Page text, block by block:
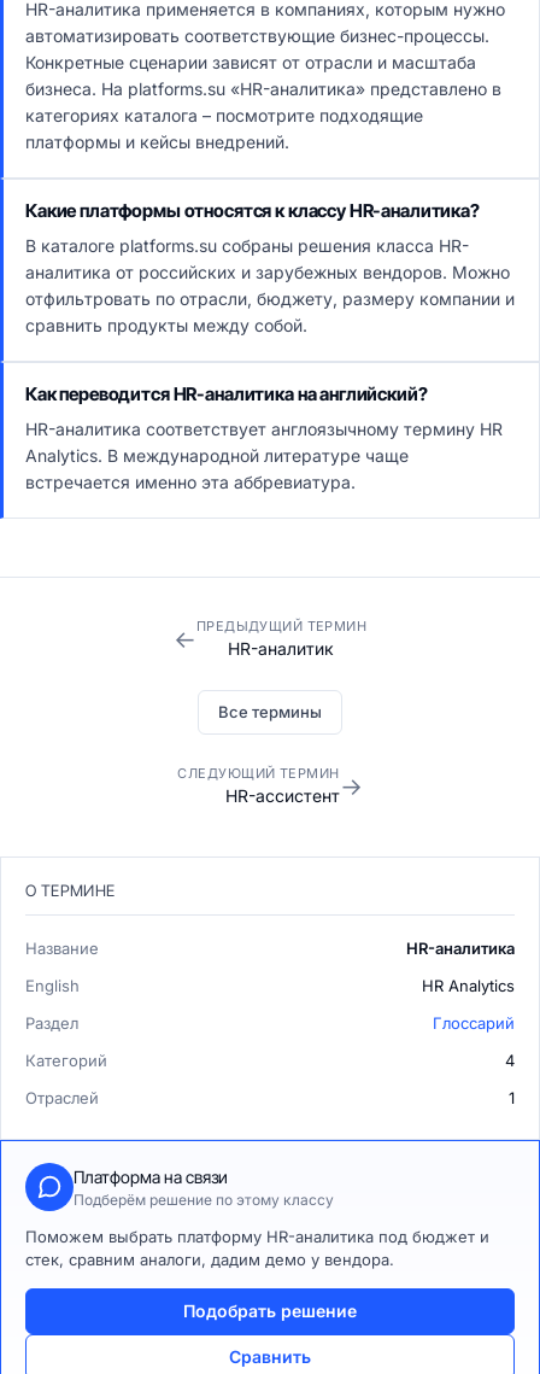
HR-аналитика применяется в компаниях, которым нужно
автоматизировать соответствующие бизнес-процессы.
Конкретные сценарии зависят от отрасли и масштаба
бизнеса. На platforms.su «HR-аналитика» представлено в
категориях каталога – посмотрите подходящие
платформы и кейсы внедрений.
Какие платформы относятся к классу HR-аналитика?
В каталоге platforms.su собраны решения класса HR-
аналитика от российских и зарубежных вендоров. Можно
отфильтровать по отрасли, бюджету, размеру компании и
сравнить продукты между собой.
Как переводится HR-аналитика на английский?
HR-аналитика соответствует англоязычному термину HR
Analytics. В международной литературе чаще
встречается именно эта аббревиатура.
← ПРЕДЫДУЩИЙ ТЕРМИН
HR-аналитик
Все термины
СЛЕДУЮЩИЙ ТЕРМИН
HR-ассистент→
О ТЕРМИНЕ
Название
HR-аналитика
English
HR Analytics
Раздел
Глоссарий
Категорий
4
Отраслей
1
Платформа на связи
Подберём решение по этому классу
Поможем выбрать платформу HR-аналитика под бюджет и
стек, сравним аналоги, дадим демо у вендора.
Подобрать решение
Сравнить